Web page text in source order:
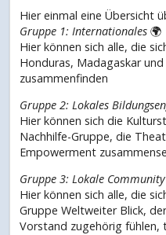
Hier einmal eine Übersicht
Gruppe 1: Internationales 🌍
Hier können sich alle, die
Honduras, Madagaskar
zusammenfinden
Gruppe 2: Lokales
Hier können sich die
Nachhilfe-Gruppe, die
Empowerment
Gruppe 3: Lokale Community
Hier können sich alle, die
Gruppe Weltweiter Blick,
Vorstand zugehörig fühlen,